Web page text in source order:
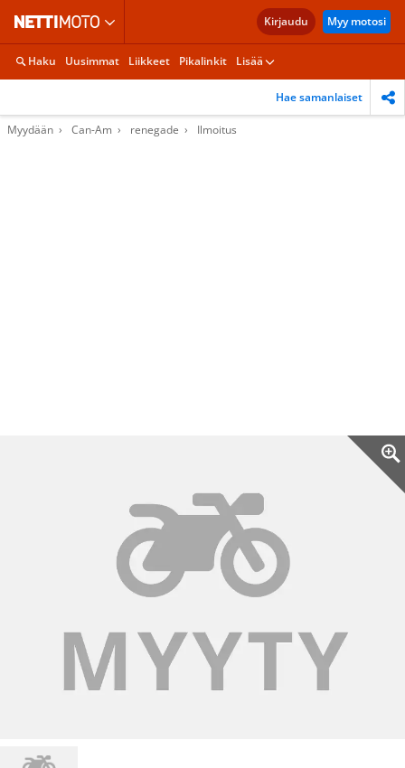
Kirjaudu Myy motosi
Haku Uusimmat Liikkeet Pikalinkit Lisää
Hae samanlaiset
Myydään Can-Am renegade Ilmoitus